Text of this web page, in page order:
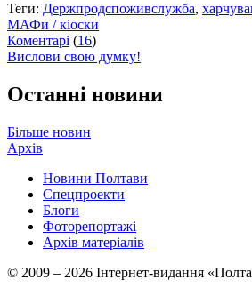
Теги: Держпродспоживслужба,
МАФи / кіоски
Коментарі (16)
Вислови свою думку!
Останні новини
Більше новин
Архів
Новини Полтави
Спецпроекти
Блоги
Фоторепортажі
Архів матеріалів
© 2009 – 2026 Інтернет-видання